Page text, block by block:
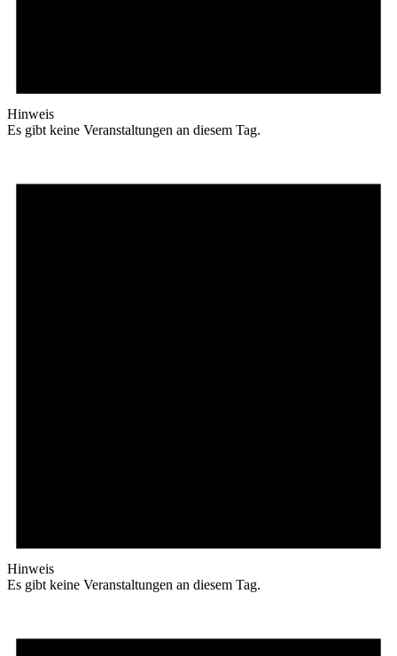
Hinweis
Es gibt keine Veranstaltungen an diesem Tag.
Hinweis
Es gibt keine Veranstaltungen an diesem Tag.